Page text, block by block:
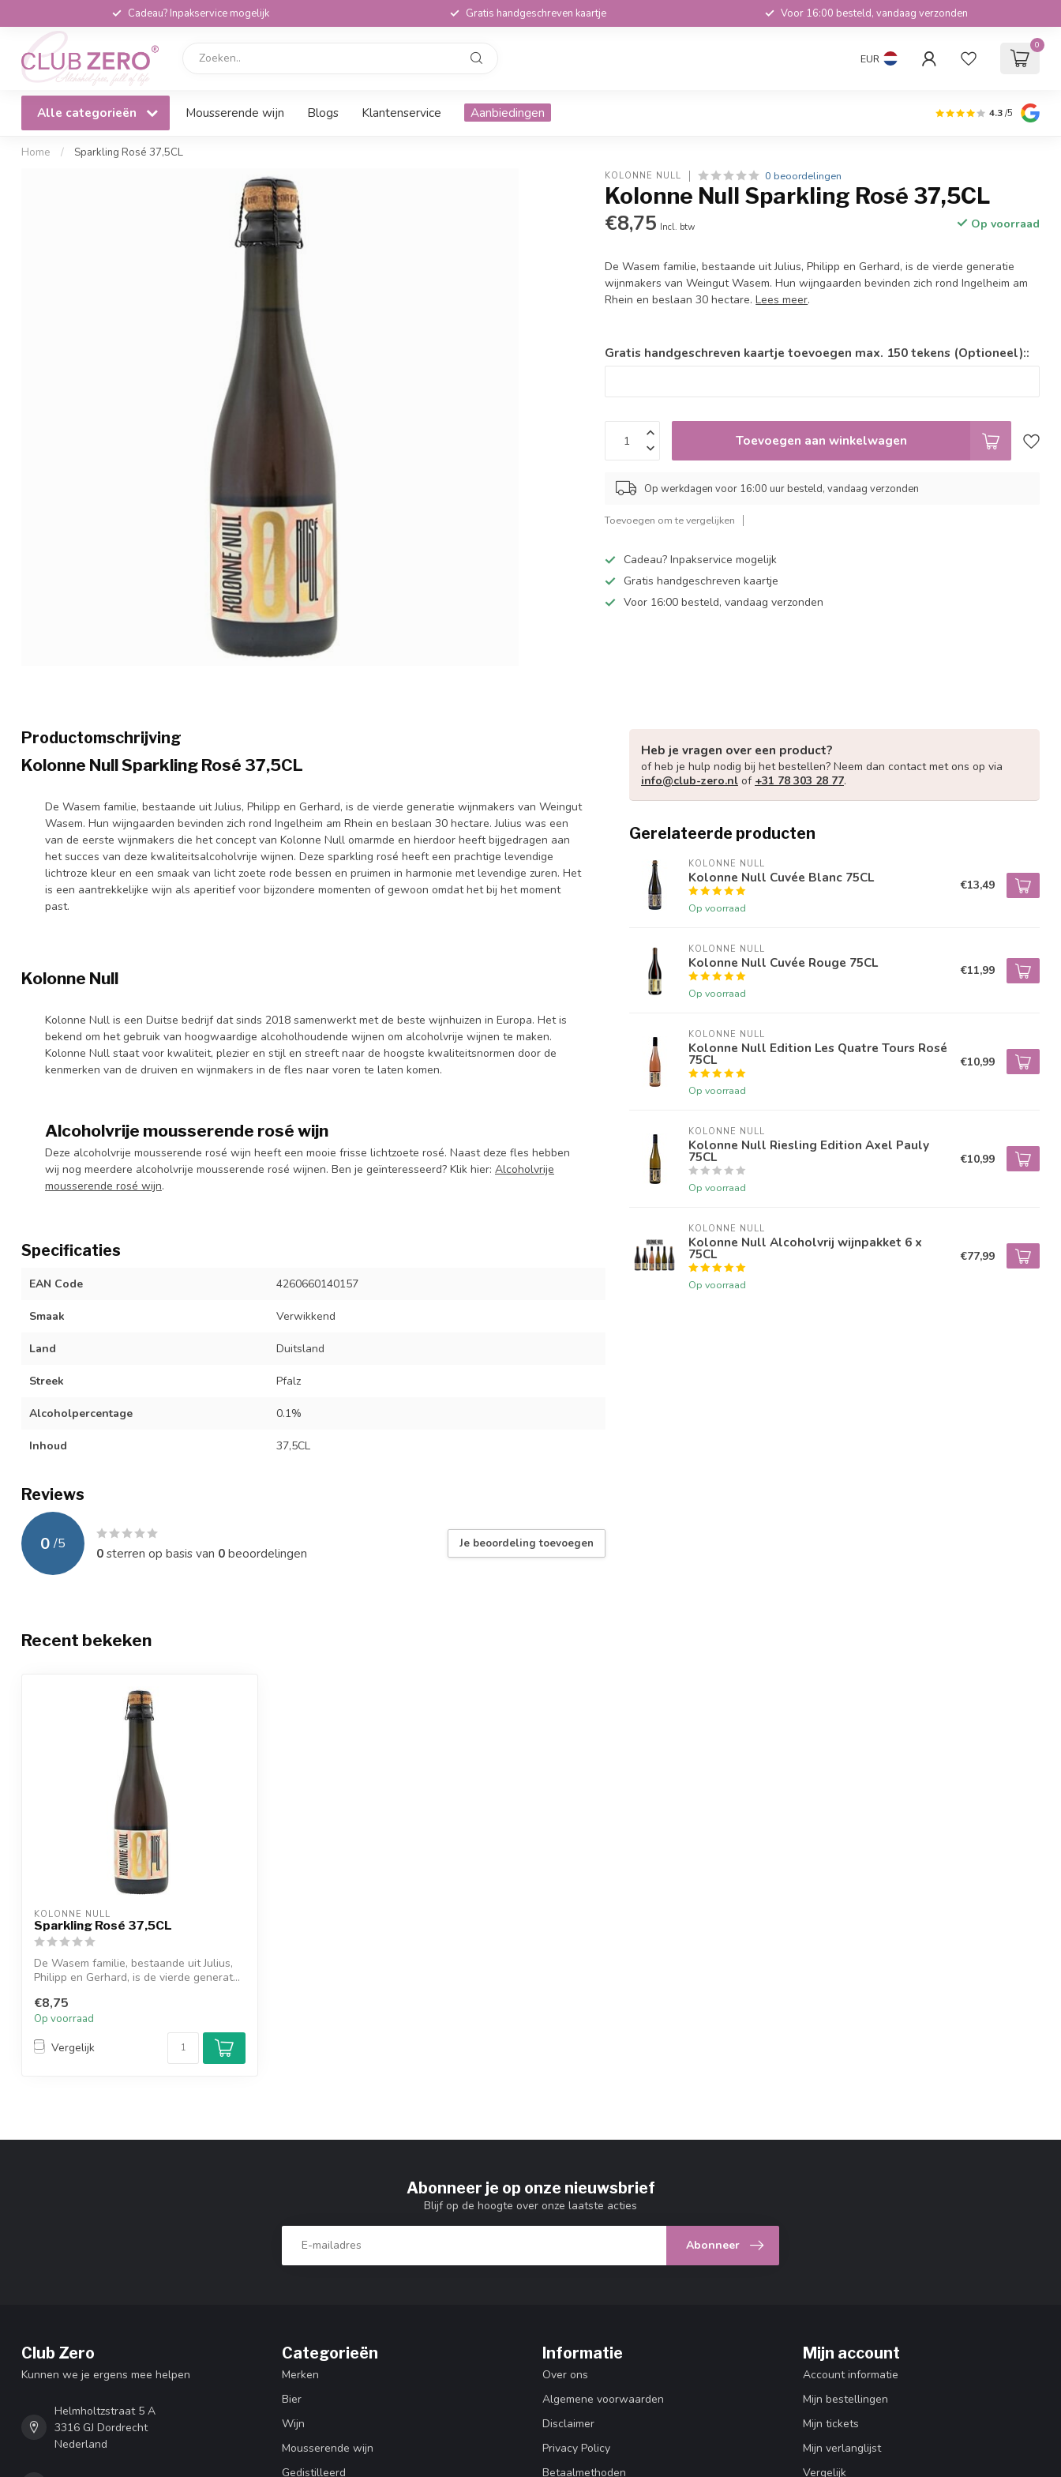
Cadeau? Inpakservice mogelijk Gratis handgeschreven kaartje Voor 16:00 besteld, vandaag verzonden
EUR
0
Alle categorieën Mousserende wijn Blogs Klantenservice Aanbiedingen 4.3/5
Home / Sparkling Rosé 37,5CL
KOLONNE NULL 0 beoordelingen
Kolonne Null Sparkling Rosé 37,5CL
€8,75 Incl. btw Op voorraad
De Wasem familie, bestaande uit Julius, Philipp en Gerhard, is de vierde generatie
wijnmakers van Weingut Wasem. Hun wijngaarden bevinden zich rond Ingelheim am
Rhein en beslaan 30 hectare.Lees meer.
Gratis handgeschreven kaartje toevoegen max. 150 tekens (Optioneel)::
Toevoegen aan winkelwagen
Op werkdagen voor 16:00 uur besteld, vandaag verzonden
Toevoegen om te vergelijken
Cadeau? Inpakservice mogelijk
Gratis handgeschreven kaartje
Voor 16:00 besteld, vandaag verzonden
Productomschrijving
Kolonne Null Sparkling Rosé 37,5CL
De Wasem familie, bestaande uit Julius, Philipp en Gerhard, is de vierde generatie wijnmakers van Weingut
Wasem. Hun wijngaarden bevinden zich rond Ingelheim am Rhein en beslaan 30 hectare. Julius was een
van de eerste wijnmakers die het concept van Kolonne Null omarmde en hierdoor heeft bijgedragen aan
het succes van deze kwaliteitsalcoholvrije wijnen. Deze sparkling rosé heeft een prachtige levendige
lichtroze kleur en een smaak van licht zoete rode bessen en pruimen in harmonie met levendige zuren. Het
is een aantrekkelijke wijn als aperitief voor bijzondere momenten of gewoon omdat het bij het moment
past.
Kolonne Null
Kolonne Null is een Duitse bedrijf dat sinds 2018 samenwerkt met de beste wijnhuizen in Europa. Het is
bekend om het gebruik van hoogwaardige alcoholhoudende wijnen om alcoholvrije wijnen te maken.
Kolonne Null staat voor kwaliteit, plezier en stijl en streeft naar de hoogste kwaliteitsnormen door de
kenmerken van de druiven en wijnmakers in de fles naar voren te laten komen.
Alcoholvrije mousserende rosé wijn
Deze alcoholvrije mousserende rosé wijn heeft een mooie frisse lichtzoete rosé. Naast deze fles hebben
wij nog meerdere alcoholvrije mousserende rosé wijnen. Ben je geïnteresseerd? Klik hier: Alcoholvrije
mousserende rosé wijn.
Specificaties
EAN Code 4260660140157
Smaak Verwikkend
Land Duitsland
Streek Pfalz
Alcoholpercentage 0.1%
Inhoud 37,5CL
Reviews
0 /5
0sterren op basis van 0beoordelingen
Je beoordeling toevoegen
Heb je vragen over een product?
of heb je hulp nodig bij het bestellen? Neem dan contact met ons op via
info@club-zero.nl of +31 78 303 28 77.
Gerelateerde producten
KOLONNE NULL
Kolonne Null Cuvée Blanc 75CL
Op voorraad
€13,49
KOLONNE NULL
Kolonne Null Cuvée Rouge 75CL
Op voorraad
€11,99
KOLONNE NULL
Kolonne Null Edition Les Quatre Tours Rosé
75CL
Op voorraad
€10,99
KOLONNE NULL
Kolonne Null Riesling Edition Axel Pauly
75CL
Op voorraad
€10,99
KOLONNE NULL
Kolonne Null Alcoholvrij wijnpakket 6 x
75CL
Op voorraad
€77,99
Recent bekeken
KOLONNE NULL
Sparkling Rosé 37,5CL
De Wasem familie, bestaande uit Julius,
Philipp en Gerhard, is de vierde generat...
€8,75
Op voorraad
Vergelijk
Abonneer je op onze nieuwsbrief
Blijf op de hoogte over onze laatste acties
Abonneer
Club Zero
Kunnen we je ergens mee helpen
Helmholtzstraat 5 A
3316 GJ Dordrecht
Nederland
Categorieën
Merken
Bier
Wijn
Mousserende wijn
Gedistilleerd
Informatie
Over ons
Algemene voorwaarden
Disclaimer
Privacy Policy
Betaalmethoden
Mijn account
Account informatie
Mijn bestellingen
Mijn tickets
Mijn verlanglijst
Vergelijk